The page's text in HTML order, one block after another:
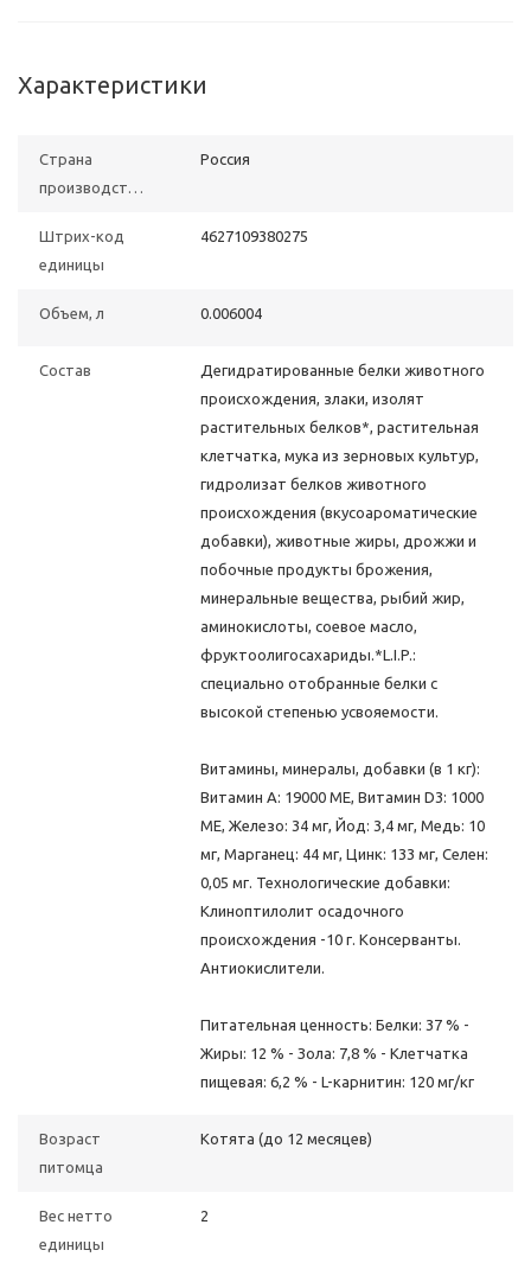
Характеристики
Страна
производства
Poccия
Штрих-код
единицы
4627109380275
Объем, л 0.006004
Состав
Дегидратированные белки животного
происхождения, злаки, изолят
растительных белков*, растительная
клетчатка, мука из зерновых культур,
гидролизат белков животного
происхождения (вкусоароматические
добавки), животные жиры, дрожжи и
побочные продукты брожения,
минеральные вещества, рыбий жир,
аминокислоты, соевое масло,
фруктоолигосахариды.*L.I.P.:
специально отобранные белки с
высокой степенью усвояемости.
Витамины, минералы, добавки (в 1 кг):
Витамин A: 19000 ME, Витамин D3: 1000
ME, Железо: 34 мг, Йод: 3,4 мг, Медь: 10
мг, Марганец: 44 мг, Цинк: 133 мг, Ceлeн:
0,05 мг. Технологические добавки:
Клиноптилолит осадочного
происхождения -10 г. Консерванты.
Антиокислители.
Питательная ценность: Белки: 37 % -
Жиры: 12 % - Зола: 7,8 % - Клетчатка
пищевая: 6,2 % - L-карнитин: 120 мг/кг
Возраст
питомца
Котята (до 12 месяцев)
Вес нетто
единицы
2